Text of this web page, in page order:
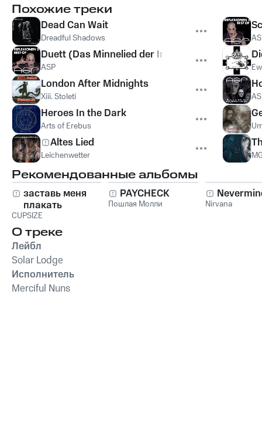
Похожие треки
Dead Can Wait
Dreadful Shadows
Duett (Das Minnelied der Incubi)
ASP
London After Midnights
Xiii. Stoleti
Heroes In the Dark
Arts of Erebus
Altes Lied
Leichenwetter
Рекомендованные альбомы
заставь меня
плакать
CUPSIZE
PAYCHECK
Пошлая Молли Nirvana
О треке
Лейбл
Solar Lodge
Исполнитель
Merciful Nuns